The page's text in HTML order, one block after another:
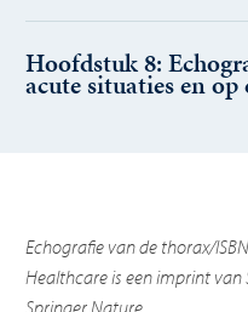
Hoofdstuk 8:
acute situaties en
Echografie van de thorax/
Healthcare is een imprint van
Springer Nature